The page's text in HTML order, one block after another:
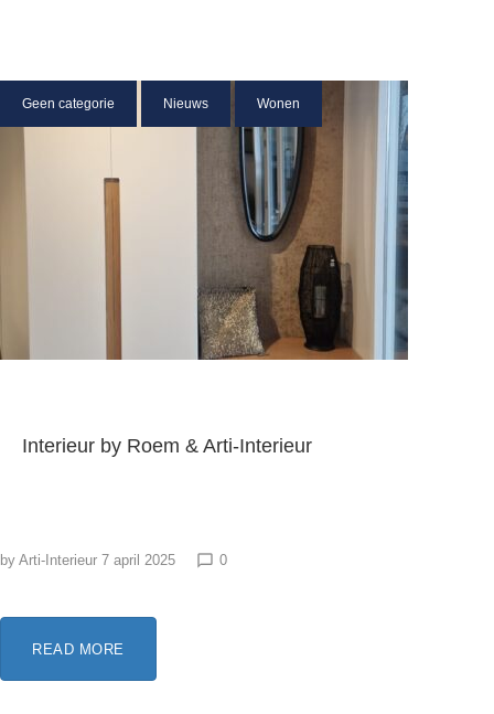
Geen categorie Nieuws Wonen
Interieur by Roem & Arti-Interieur
by Arti-Interieur 7 april 2025 chat_bubble_outline 0
READ MORE